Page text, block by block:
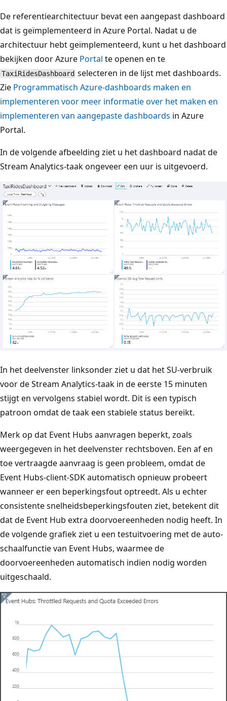
De referentiearchitectuur bevat een aangepast dashboard
dat is geïmplementeerd in Azure Portal. Nadat u de
architectuur hebt geïmplementeerd, kunt u het dashboard
bekijken door Azure Portal te openen en te
TaxiRidesDashboard selecteren in de lijst met dashboards.
Zie Programmatisch Azure-dashboards maken en
implementeren voor meer informatie over het maken en
implementeren van aangepaste dashboards in Azure
Portal.
In de volgende afbeelding ziet u het dashboard nadat de
Stream Analytics-taak ongeveer een uur is uitgevoerd.
In het deelvenster linksonder ziet u dat het SU-verbruik
voor de Stream Analytics-taak in de eerste 15 minuten
stijgt en vervolgens stabiel wordt. Dit is een typisch
patroon omdat de taak een stabiele status bereikt.
Merk op dat Event Hubs aanvragen beperkt, zoals
weergegeven in het deelvenster rechtsboven. Een af en
toe vertraagde aanvraag is geen probleem, omdat de
Event Hubs-client-SDK automatisch opnieuw probeert
wanneer er een beperkingsfout optreedt. Als u echter
consistente snelheidsbeperkingsfouten ziet, betekent dit
dat de Event Hub extra doorvoereenheden nodig heeft. In
de volgende grafiek ziet u een testuitvoering met de auto-
schaalfunctie van Event Hubs, waarmee de
doorvoereenheden automatisch indien nodig worden
uitgeschaald.